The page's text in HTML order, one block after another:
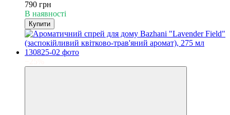
790 грн
В наявності
Купити